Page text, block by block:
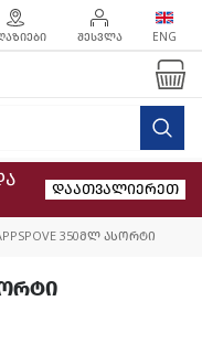
ᲨᲔᲡᲕᲚᲐ ENG
დაათვალიერეთ
350მლ ასორტი